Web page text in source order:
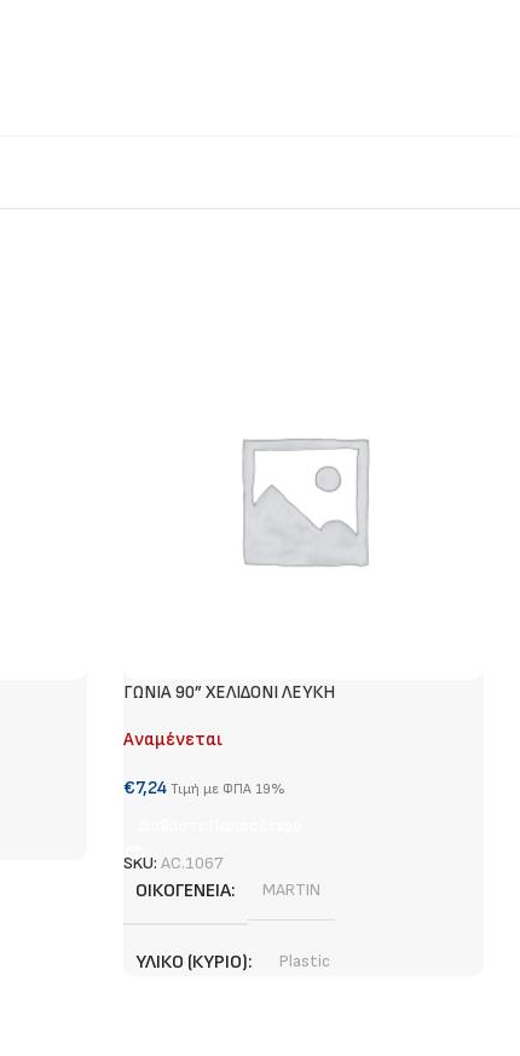
ΓΩΝΙΑ 90” XEΛΙΔΟΝΙ ΛΕΥΚΗ
Αναμένεται
€7,24 Τιμή με ΦΠΑ 19%
SKU: AC.1067
ΟΙΚΟΓΈΝΕΙΑ MARTIN
ΥΛΙΚΌ (ΚΎΡΙΟ) Plastic